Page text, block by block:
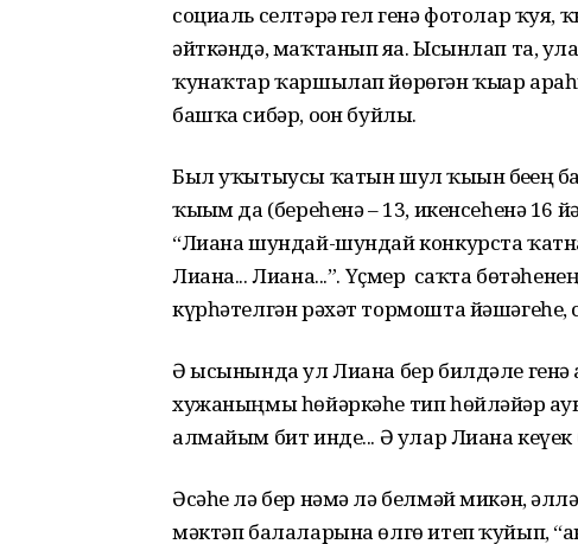
социаль селтәрҙә гел генә фотолар ҡуя,
әйткәндә, маҡтанып яҙа. Ысынлап та,
ҡунаҡтар ҡаршылап йөрөгән ҡыҙҙар
башҡа сибәр, оҙон буйлы.
Был уҡытыусы ҡатын шул ҡыҙын беҙҙең
ҡыҙым да (береһенә – 13, икенсеһенә
“Лиана шундай-шундай конкурста
Лиана... Лиана...”. Үҫмер саҡта
күрһәтелгән рәхәт тормошта йәшәгеһе,
Ә ысынында ул Лиана бер билдәле генә
хужаныңмы һөйәркәһе тип һөйләйҙәр
алмайым бит инде... Ә улар Лиана
Әсәһе лә бер нәмә лә белмәй микән,
мәктәп балаларына өлгө итеп ҡуйып,